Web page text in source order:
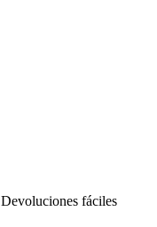
Devoluciones fáciles